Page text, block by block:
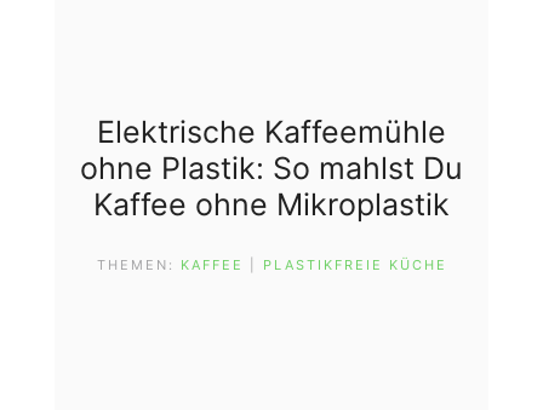
Elektrische Kaffeemühle
ohne Plastik: So mahlst Du
Kaffee ohne Mikroplastik
THEMEN: KAFFEE PLASTIKFREIE KÜCHE